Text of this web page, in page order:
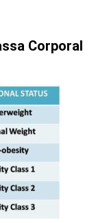
Corporal